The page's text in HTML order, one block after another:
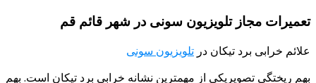
مجاز تلویزیون سونی در شهر قائم قم
خرابی برد تیکان درتلویزیون سونی
ریختگی تصویریکی از مهمترین نشانه خرابی برد تیکان است. بهم